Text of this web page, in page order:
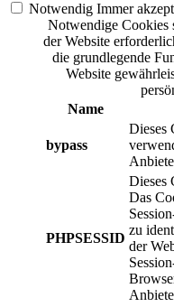
Notwendig Immer
Notwendige Cookies
der Website
die grundlegende
Website
Name
bypass
Dieses
PHPSESSID
Dieses
Das
zu
der